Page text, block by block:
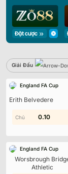
Giải Đấu
England FA Cup
Erith Belvedere
1.60
0.10
England FA Cup
Worsbrough
Athletic
Sbobet